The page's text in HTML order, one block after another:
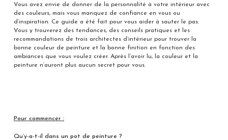
Vous avez envie de donner de la personnalité à votre intérieur avec
des couleurs, mais vous manquez de confiance en vous ou
d’inspiration. Ce guide a été fait pour vous aider à sauter le pas.
Vous y trouverez des tendances, des conseils pratiques et les
recommandations de trois architectes d’intérieur pour trouver la
bonne couleur de peinture et la bonne finition en fonction des
ambiances que vous voulez créer. Après l’avoir lu, la couleur et la
peinture n’auront plus aucun secret pour vous.
Pour commencer :
Qu’y-a-t-il dans un pot de peinture ?